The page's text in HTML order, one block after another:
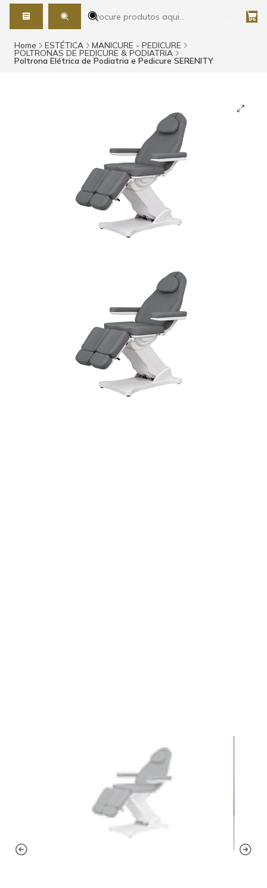
Home ESTÉTICA MANICURE - PEDICURE
POLTRONAS DE PEDICURE & PODIATRIA
Poltrona Elétrica de Podiatria e Pedicure SERENITY